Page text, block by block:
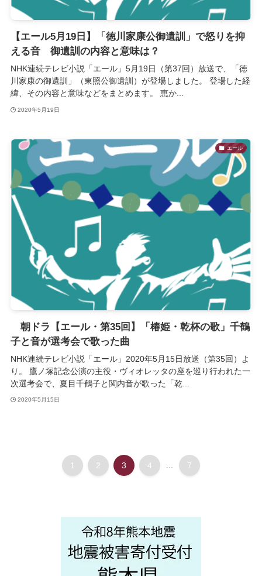
【エール5月19日】「徳川家康公御遺訓」で怒りを抑
える音 御遺訓の内容と意味は？
NHK連続テレビ小説「エール」5月19日（第37回）放送で、「徳
川家康の御遺訓」（東照公御遺訓）が登場しました。 登場した経
緯、その内容と意味などをまとめます。 恵か...
2020年5月19日
エール
朝ドラ【エール・第35回】「椿姫・乾杯の歌」千鶴
子と音が選考会で歌った曲
NHK連続テレビ小説「エール」2020年5月15日放送（第35回）よ
り。 鷹ノ塚記念公演の主役・ヴィオレッタの座を巡り行われた一
次選考会で、夏目千鶴子と関内音が歌った「乾...
2020年5月15日
1 2 3 4 7